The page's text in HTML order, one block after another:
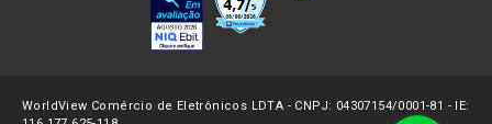
WorldView Comércio de Eletrônicos LDTA - CNPJ: 04307154/0001-81 - IE: